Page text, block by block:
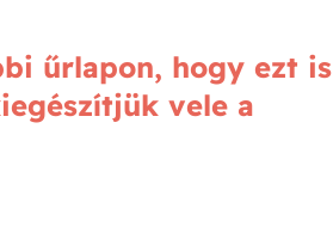
űrlapon, hogy ezt is
vele a